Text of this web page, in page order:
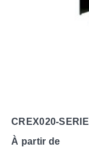
CREX020-
À partir de